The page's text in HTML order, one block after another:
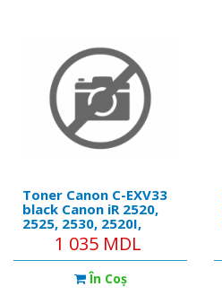
Toner Canon C-EXV33
black Canon iR 2520,
2525, 2530, 2520I,
2530I, 2525IToner for
iR 2520, 2525, 2530,
2520i, 2530i,
2525i,Yield 14 600
1 035 MDL
În Coş